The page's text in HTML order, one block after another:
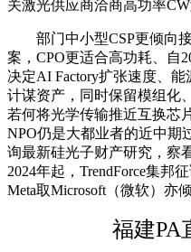
关激光供应商洽商高功率
部门中小型CSP更倾向接
案，CPO更适合高功耗、自
决定AI Factory扩张速度、
计谋资产，同时保留模组化
若何将光学传输推近互换芯
NPO仍是大都业者的近中期
询最新硅光子财产研究，察
2024年起，TrendForce集邦
Meta取Microsoft（微软）亦
福建PA